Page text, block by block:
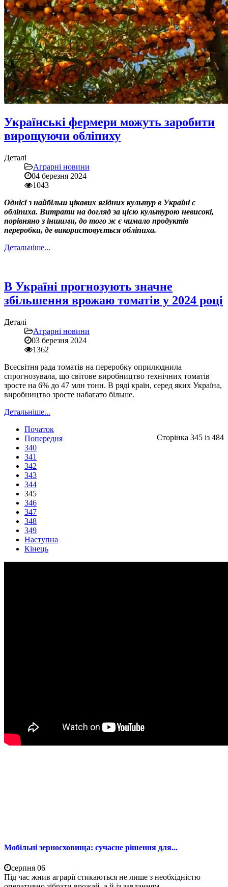
Українські фермери можуть заробити
вирощуючи обліпиху
Деталі
Аграрні новини
04 березня 2024
1043
Однієї з найбільш цікавих ягідних культур в Україні є
обліпиха. Витрати на догляд за цією культурою невисокі,
порівняно з іншими, до того ж є чимало продуктів
переробки, де використовується обліпиха.
Детальніше...
В Україні прогнозують значне
збільшення врожаю томатів у 2024 році
Деталі
Аграрні новини
03 березня 2024
1362
Всесвітня рада томатів на переробку оприлюднила
спрогнозувала, що світове виробництво технічних томатів
зросте на 6% до 47 млн тонн. В ряді країн, серед яких Україна,
виробництво зросте набагато більше.
Детальніше...
Сторінка 345 із 484
Початок
Попередня
340
341
342
343
344
345
346
347
348
349
Наступна
Кінець
Мобільні зерносховища: сучасне рішення для...
серпня 06
Під час жнив аграрії стикаються не лише з необхідністю